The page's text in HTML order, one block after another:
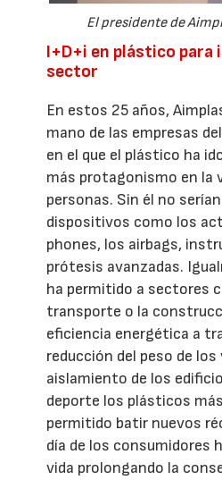
El presidente de
I+D+i en plástico para
sector
En estos 25 años,
mano de las empresas
en el que el plástico ha
más protagonismo en la
personas. Sin él no
dispositivos como los
phones, los airbags,
prótesis avanzadas.
ha permitido a sectores
transporte o la
eficiencia energética a
reducción del peso de
aislamiento de los
deporte los plásticos
permitido batir nuevos
día de los consumidores
vida prolongando la